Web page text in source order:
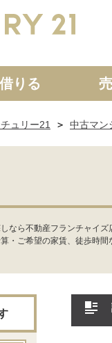
戸建て 中
借りる
ュリー21 中古マン
なら不動産フランチャイ
・ご希望の家賃、徒歩時